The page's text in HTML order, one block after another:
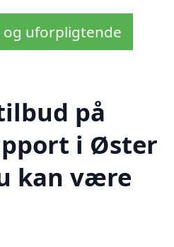
og uforpligtende
på
i Øster
kan være